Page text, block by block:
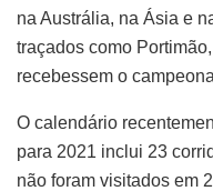
na Austrália, na Ásia e
traçados como
recebessem o
O calendário
para 2021 inclui 23
não foram visitados em